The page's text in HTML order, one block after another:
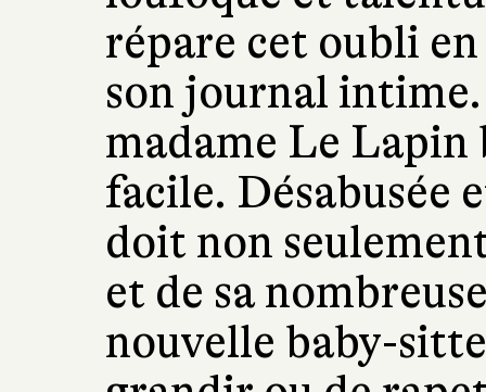
répare cet oubli
son journal
madame Le Lapin
facile. Désabusée
doit non
et de sa
nouvelle baby-